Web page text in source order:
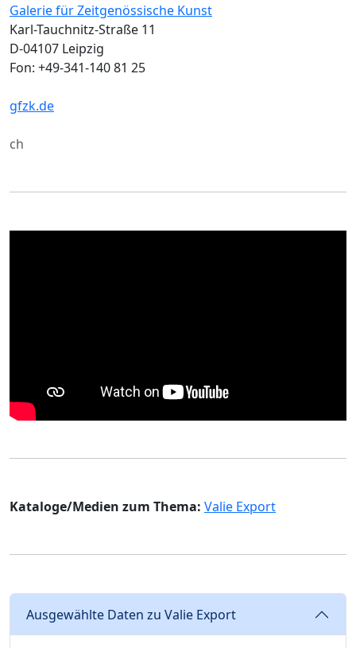
Galerie für Zeitgenössische Kunst
Karl-Tauchnitz-Straße 11
D-04107 Leipzig
Fon: +49-341-140 81 25
gfzk.de
ch
Kataloge/Medien zum Thema: Valie Export
Ausgewählte Daten zu Valie Export